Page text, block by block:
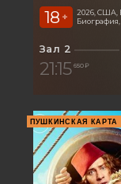
18 +
2026, США,
Зал 2
21:15 650 ₽
ПУШКИНСКАЯ КАРТА